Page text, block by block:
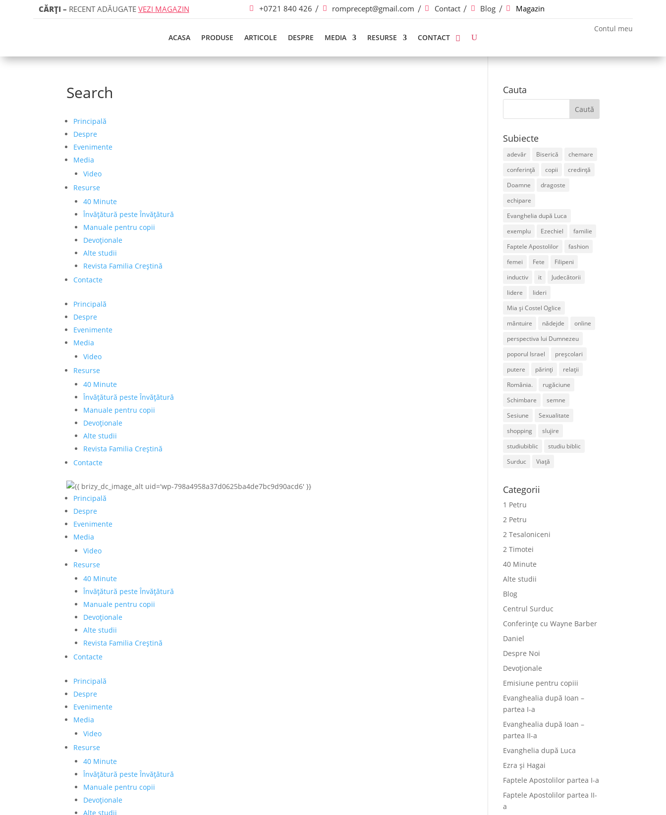
CĂRȚI – RECENT ADĂUGATE VEZI MAGAZIN +0721 840 426 romprecept@gmail.com Contact Blog Magazin
ACASA PRODUSE ARTICOLE DESPRE MEDIA RESURSE CONTACT
Contul meu
Search
Principală
Despre
Evenimente
Media
Video
Resurse
40 Minute
Învățătură peste Învățătură
Manuale pentru copii
Devoționale
Alte studii
Revista Familia Creștină
Contacte
Principală
Despre
Evenimente
Media
Video
Resurse
40 Minute
Învățătură peste Învățătură
Manuale pentru copii
Devoționale
Alte studii
Revista Familia Creștină
Contacte
Principală
Despre
Evenimente
Media
Video
Resurse
40 Minute
Învățătură peste Învățătură
Manuale pentru copii
Devoționale
Alte studii
Revista Familia Creștină
Contacte
Principală
Despre
Evenimente
Media
Video
Resurse
40 Minute
Învățătură peste Învățătură
Manuale pentru copii
Devoționale
Alte studii
Cauta
Subiecte
adevăr Biserică
chemare
conferință
copii
credință
Doamne
dragoste
echipare
Evanghelia după Luca
exemplu
Ezechiel
familie
Faptele Apostolilor
fashion
femei
Fete
Filipeni
inductiv
it
Judecătorii
lidere
lideri
Mia și Costel Oglice
mântuire
nădejde
online
perspectiva lui Dumnezeu
poporul Israel
preșcolari
putere
părinți
relații
România.
rugăciune
Schimbare
semne
Sesiune
Sexualitate
shopping
slujire
studiubiblic
studiu biblic
Surduc
Viață
Categorii
1 Petru
2 Petru
2 Tesaloniceni
2 Timotei
40 Minute
Alte studii
Blog
Centrul Surduc
Conferințe cu Wayne Barber
Daniel
Despre Noi
Devoționale
Emisiune pentru copiii
Evanghealia după Ioan –
partea I-a
Evanghealia după Ioan –
partea II-a
Evanghelia după Luca
Ezra și Hagai
Faptele Apostolilor partea I-a
Faptele Apostolilor partea II-
a